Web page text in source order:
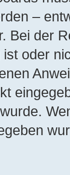
–
Bei der
oder